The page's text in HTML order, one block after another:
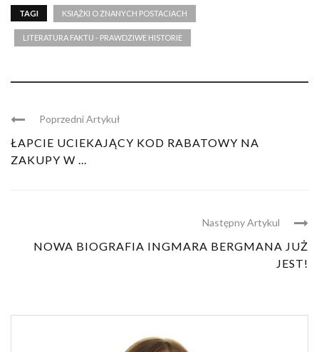
TAGI KSIĄŻKI O ZNANYCH POSTACIACH
LITERATURA FAKTU - PRAWDZIWE HISTORIE
Poprzedni Artykuł
ŁAPCIE UCIEKAJĄCY KOD RABATOWY NA
ZAKUPY W ...
Następny Artykul
NOWA BIOGRAFIA INGMARA BERGMANA JUŻ
JEST!